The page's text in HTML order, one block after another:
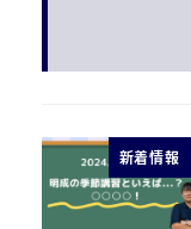
新着情報